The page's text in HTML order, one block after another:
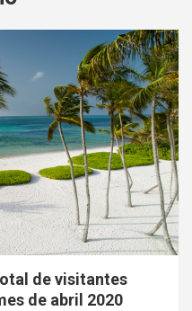
de visitantes
de abril 2020